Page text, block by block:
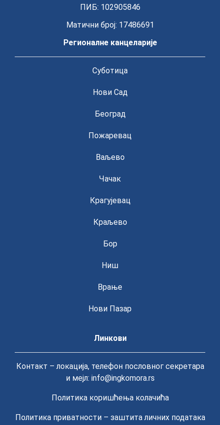
ПИБ: 102905846
Матични број: 17486691
Регионалне канцеларије
Суботица
Нови Сад
Београд
Пожаревац
Ваљево
Чачак
Крагујевац
Краљево
Бор
Ниш
Врање
Нови Пазар
Линкови
Контакт – локација, телефон пословног секретара
и мејл: info@ingkomora.rs
Политика коришћења колачића
Политика приватности – заштита личних података